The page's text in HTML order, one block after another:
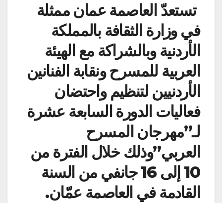
تستعدّ العاصمة عمان ممثلة
في وزارة الثقافة بالمملكة
الأردنية وبالشراكة مع الهيئة
العربية للمسرح ونقابة الفنانين
الأردنيين لتنظيم واحتضان
فعاليات الدورة السابعة عشرة
لـ”مهرجان المسرح
العربي”وذلك خلال الفترة من
10 إلى 16 جانفي من السنة
القادمة في العاصمة عمّان.